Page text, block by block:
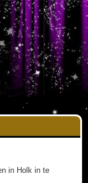
in Holk in te